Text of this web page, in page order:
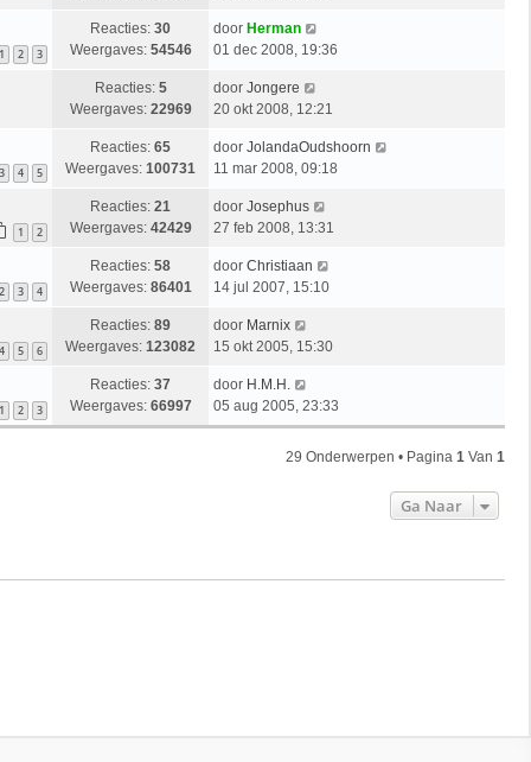
1 2 3
Reacties: 30
Weergaves: 54546
door Herman
01 dec 2008, 19:36
Reacties: 5
Weergaves: 22969
door Jongere
20 okt 2008, 12:21
3 4 5
Reacties: 65
Weergaves: 100731
door JolandaOudshoorn
11 mar 2008, 09:18
1 2
Reacties: 21
Weergaves: 42429
door Josephus
27 feb 2008, 13:31
2 3 4
Reacties: 58
Weergaves: 86401
door Christiaan
14 jul 2007, 15:10
4 5 6
Reacties: 89
Weergaves: 123082
door Marnix
15 okt 2005, 15:30
1 2 3
Reacties: 37
Weergaves: 66997
door H.M.H.
05 aug 2005, 23:33
29 Onderwerpen • Pagina 1 Van 1
Ga Naar